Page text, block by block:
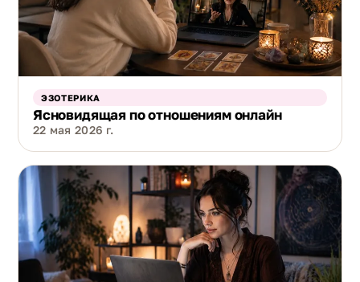
ЭЗОТЕРИКА
Ясновидящая по отношениям онлайн
22 мая 2026 г.